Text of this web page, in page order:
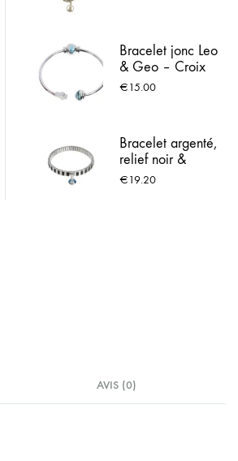
Bracelet jonc Leo
& Geo – Croix
argentée & perle
€15.00
Bracelet argenté,
relief noir &
Médaille de
€19.20
AVIS (0)